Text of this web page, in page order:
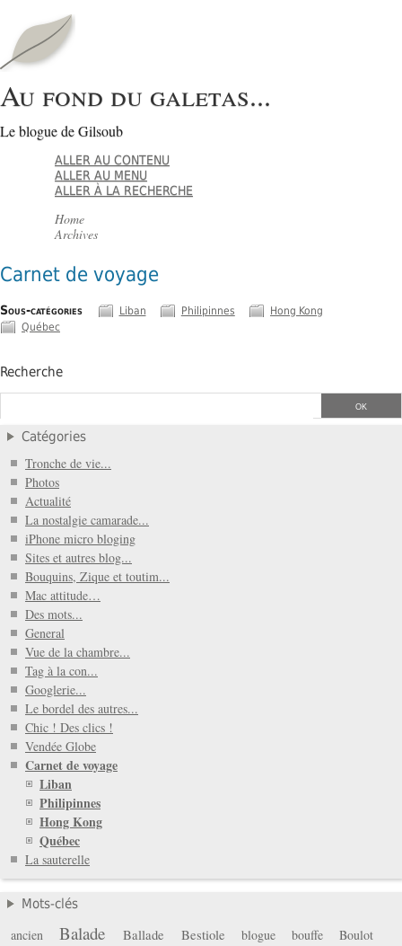
Au fond du galetas...
Le blogue de Gilsoub
ALLER AU CONTENU
ALLER AU MENU
ALLER À LA RECHERCHE
Home
Archives
Carnet de voyage
Sous-catégories Liban Philipinnes
Hong Kong
Québec
Recherche
Catégories
Tronche de vie...
Photos
Actualité
La nostalgie camarade...
iPhone micro bloging
Sites et autres blog...
Bouquins, Zique et toutim...
Mac attitude…
Des mots...
General
Vue de la chambre...
Tag à la con...
Googlerie...
Le bordel des autres...
Chic ! Des clics !
Vendée Globe
Carnet de voyage
Liban
Philipinnes
Hong Kong
Québec
La sauterelle
Mots-clés
ancien Balade Ballade Bestiole blogue bouffe Boulot